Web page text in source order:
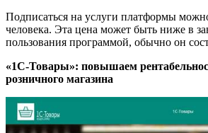
Подписаться на услуги платформы
человека. Эта цена может быть ниже в
пользования программой, обычно он
«1С-Товары»: повышаем
розничного магазина